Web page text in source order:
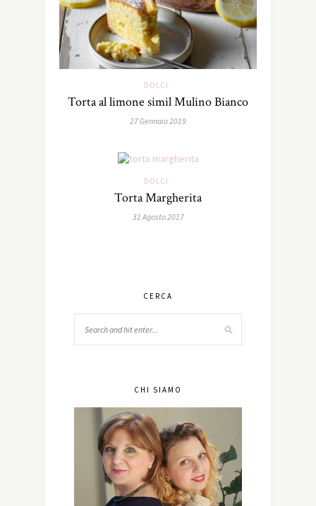
DOLCI
Torta al limone simil Mulino Bianco
27 Gennaio 2019
DOLCI
Torta Margherita
31 Agosto 2017
CERCA
CHI SIAMO